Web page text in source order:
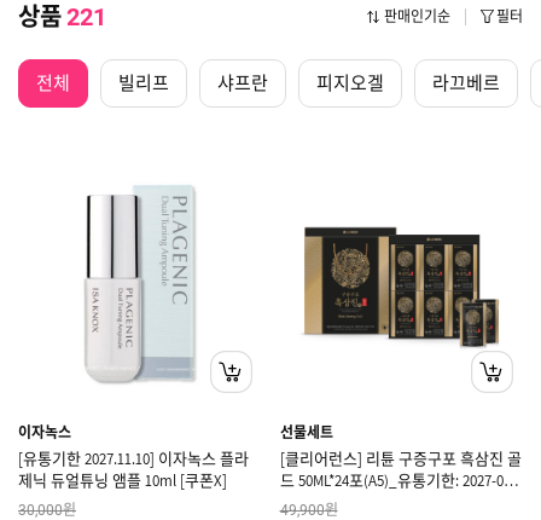
상품221 판매인기순 필터
전체 빌리프 샤프란 피지오겔 라끄베르
이자녹스
[유통기한 2027.11.10] 이자녹스 플라
제닉 듀얼튜닝 앰플 10ml [쿠폰X]
30,000원
선물세트
[클리어런스] 리튠 구증구포 흑삼진 골
드 50ML*24포(A5)_유통기한: 2027-07-
24
49,900원